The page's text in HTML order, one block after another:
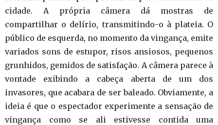
cidade. A própria câmera dá mostras de
compartilhar o delírio, transmitindo-o à plateia. O
público de esquerda, no momento da vingança, emite
variados sons de estupor, risos ansiosos, pequenos
grunhidos, gemidos de satisfação. A câmera parece à
vontade exibindo a cabeça aberta de um dos
invasores, que acabara de ser baleado. Obviamente, a
ideia é que o espectador experimente a sensação de
vingança como se ali estivesse contida uma